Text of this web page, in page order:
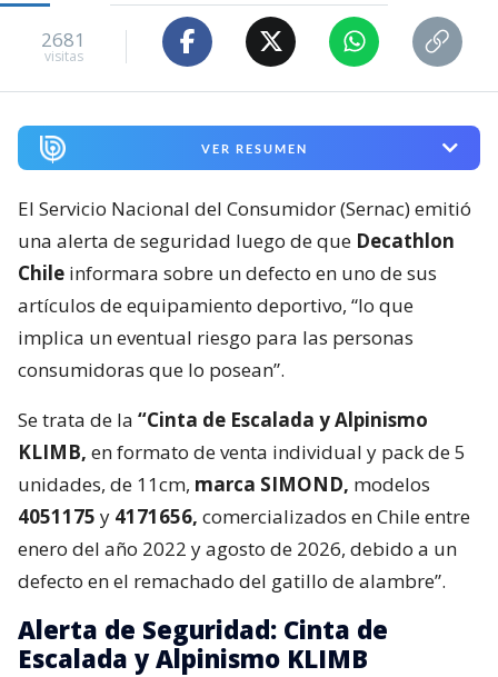
2681
visitas
VER RESUMEN
El Servicio Nacional del Consumidor (Sernac) emitió
una alerta de seguridad luego de que Decathlon
Chile informara sobre un defecto en uno de sus
artículos de equipamiento deportivo, “lo que
implica un eventual riesgo para las personas
consumidoras que lo posean”.
Se trata de la “Cinta de Escalada y Alpinismo
KLIMB, en formato de venta individual y pack de 5
unidades, de 11cm, marca SIMOND, modelos
4051175 y 4171656, comercializados en Chile entre
enero del año 2022 y agosto de 2026, debido a un
defecto en el remachado del gatillo de alambre”.
Alerta de Seguridad: Cinta de
Escalada y Alpinismo KLIMB